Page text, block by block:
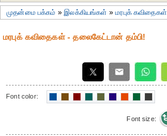
முதன்மை பக்கம் »இலக்கியங்கள் »மரபுக் கவிதைகள்
மரபுக் கவிதைகள் - தலைகேட்டான் தம்பி!
Font color:
Font size: